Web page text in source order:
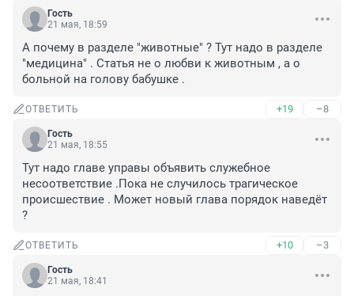
Гость
21 мая, 18:59
А почему в разделе "животные" ? Тут надо в разделе
"медицина" . Статья не о любви к животным , а о
больной на голову бабушке .
ОТВЕТИТЬ +19 –8
Гость
21 мая, 18:55
Тут надо главе управы объявить служебное
несоответствие .Пока не случилось трагическое
происшествие . Может новый глава порядок наведёт
?
ОТВЕТИТЬ +10 –3
Гость
21 мая, 18:41